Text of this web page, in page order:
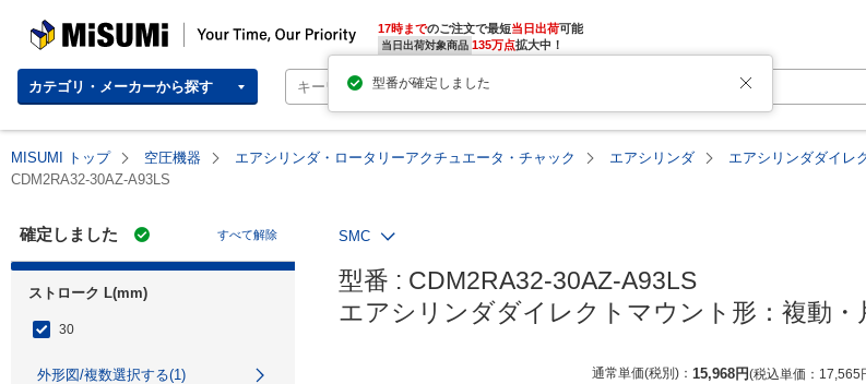
MISUMI | Your Time, Our Priority 17時までのご注文で最短当日出荷
当日出荷対象商品 135万点拡大中！
カテゴリ・メーカーから探す
MISUMI トップ 空圧機器 エアシリンダ・ロータリーアクチュエータ・チャック エアシリンダ
エアシリンダダイレ
CDM2RA32-30AZ-A93LS
確定しました すべて解除
ストローク L(mm)
30
外形図/複数選択する(1)
SMC
型番 : CDM2RA32-30AZ-A93LS
エアシリンダダイレクトマウント形：複動
通常単価(税別) 15,968円 税込単価 17,565